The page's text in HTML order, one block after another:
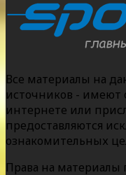
Все материалы на
источников - имеют
интернете или
предоставляются
ознакомительных
Права на